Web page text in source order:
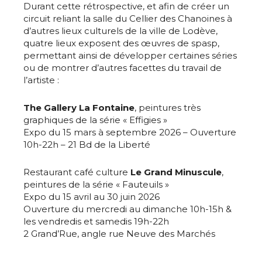
Durant cette rétrospective, et afin de créer un
circuit reliant la salle du Cellier des Chanoines à
d’autres lieux culturels de la ville de Lodève,
quatre lieux exposent des œuvres de spasp,
permettant ainsi de développer certaines séries
ou de montrer d’autres facettes du travail de
l’artiste :
The Gallery La Fontaine, peintures très
graphiques de la série « Effigies »
Expo du 15 mars à septembre 2026 – Ouverture
10h-22h – 21 Bd de la Liberté
Restaurant café culture Le Grand Minuscule,
peintures de la série « Fauteuils »
Expo du 15 avril au 30 juin 2026
Ouverture du mercredi au dimanche 10h-15h &
les vendredis et samedis 19h-22h
2 Grand’Rue, angle rue Neuve des Marchés